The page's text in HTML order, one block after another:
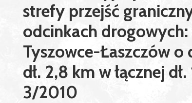
strefy przejść
odcinkach drogowych:
Tyszowce-Łaszczów o
dł. 2,8 km w łącznej
3/2010